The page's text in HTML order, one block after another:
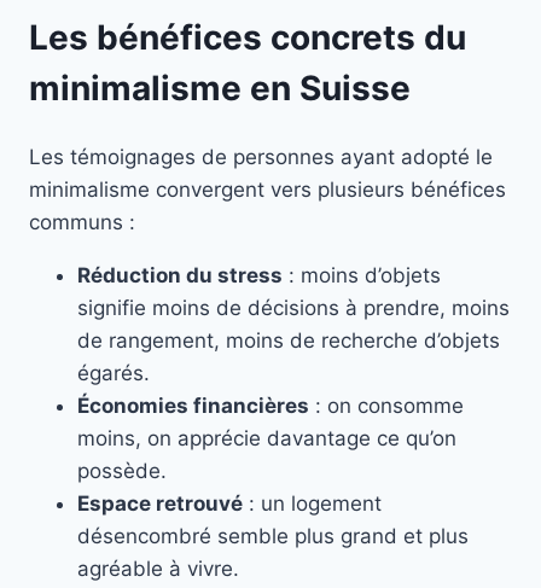
Les bénéfices concrets du
minimalisme en Suisse
Les témoignages de personnes ayant adopté le
minimalisme convergent vers plusieurs bénéfices
communs :
Réduction du stress : moins d’objets
signifie moins de décisions à prendre, moins
de rangement, moins de recherche d’objets
égarés.
Économies financières : on consomme
moins, on apprécie davantage ce qu’on
possède.
Espace retrouvé : un logement
désencombré semble plus grand et plus
agréable à vivre.